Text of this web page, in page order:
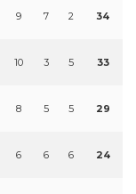
9 7 2 34
10 3 5 33
8 5 5 29
6 6 6 24